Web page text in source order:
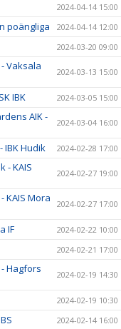
2024-04-14 15:00
poängliga 2024-04-14 12:00
2024-03-20 09:00
Vaksala
2024-03-13 15:00
IBK 2024-03-05 15:00
AIK -
2024-03-04 16:00
IBK Hudik 2024-02-28 17:00
- KAIS
2024-02-27 19:00
KAIS Mora
2024-02-27 17:00
IF 2024-02-22 10:00
2024-02-21 17:00
Hagfors
2024-02-19 14:30
2024-02-19 10:30
2024-02-14 16:00